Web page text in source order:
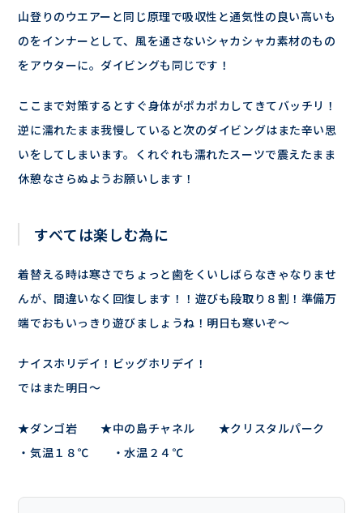
山登りのウエアーと同じ原理で吸収性と通気性の良い高いも
のをインナーとして、風を通さないシャカシャカ素材のもの
をアウターに。ダイビングも同じです！
ここまで対策するとすぐ身体がポカポカしてきてバッチリ！
逆に濡れたまま我慢していると次のダイビングはまた辛い思
いをしてしまいます。くれぐれも濡れたスーツで震えたまま
休憩なさらぬようお願いします！
すべては楽しむ為に
着替える時は寒さでちょっと歯をくいしばらなきゃなりませ
んが、間違いなく回復します！！遊びも段取り８割！準備万
端でおもいっきり遊びましょうね！明日も寒いぞ～
ナイスホリデイ！ビッグホリデイ！
ではまた明日～
★ダンゴ岩 ★中の島チャネル ★クリスタルパーク
・気温１８℃ ・水温２４℃